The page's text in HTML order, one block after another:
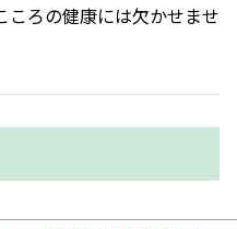
ころの健康には欠かせませ